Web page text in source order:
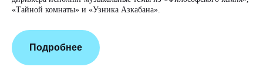
«Тайной комнаты» и «Узника Азкабана».
Подробнее